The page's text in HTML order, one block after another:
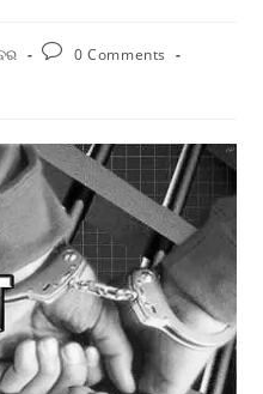
0 Comments